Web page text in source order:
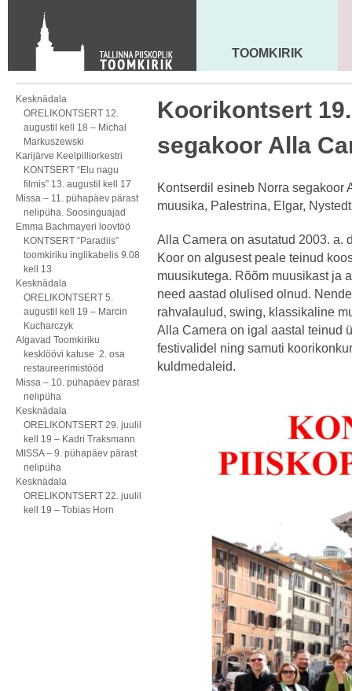
Toom-Kooli 6, 10130 TALLINN
tallinna.toom
+372 644 4140
MAARJA KIRIK
TOOMKIRIK
Kesknädala
ORELIKONTSERT 12.
augustil kell 18 – Michal
Markuszewski
Karijärve Keelpilliorkestri
KONTSERT “Elu nagu
filmis” 13. augustil kell 17
Missa – 11. pühapäev pärast
nelipüha. Soosinguajad
Emma Bachmayeri loovtöö
KONTSERT “Paradiis”
toomkiriku inglikabelis 9.08
kell 13
Kesknädala
ORELIKONTSERT 5.
augustil kell 19 – Marcin
Kucharczyk
Algavad Toomkiriku
kesklöövi katuse 2. osa
restaureerimistööd
Missa – 10. pühapäev pärast
nelipüha
Kesknädala
ORELIKONTSERT 29. juulil
kell 19 – Kadri Traksmann
MISSA – 9. pühapäev pärast
nelipüha
Kesknädala
ORELIKONTSERT 22. juulil
kell 19 – Tobias Horn
Koorikontsert
segakoor Alla
Kontserdil esineb Norra segakoor
muusika, Palestrina, Elgar,
Alla Camera on asutatud 2003. a.
Koor on algusest peale teinud
muusikutega. Rõõm muusikast ja
need aastad olulised olnud.
rahvalaulud, swing, klassikaline
Alla Camera on igal aastal teinud
festivalidel ning samuti
kuldmedaleid.